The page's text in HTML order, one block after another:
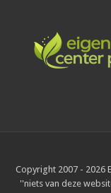
Copyright 2007 - 2026
''niets van deze